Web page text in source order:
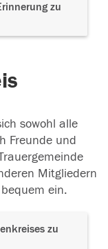
zu
sowohl alle
Freunde und
Mitgliedern
ein.
zu